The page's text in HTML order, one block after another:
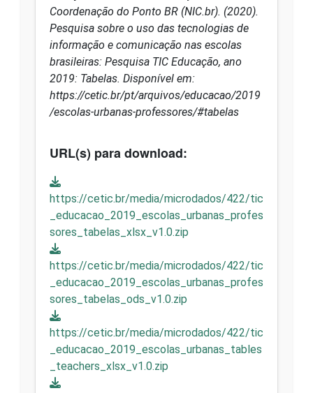
Coordenação do Ponto BR (NIC.br). (2020).
Pesquisa sobre o uso das tecnologias de
informação e comunicação nas escolas
brasileiras: Pesquisa TIC Educação, ano
2019: Tabelas. Disponível em:
https://cetic.br/pt/arquivos/educacao/2019
/escolas-urbanas-professores/#tabelas
URL(s) para download:
https://cetic.br/media/microdados/422/tic
_educacao_2019_escolas_urbanas_profes
sores_tabelas_xlsx_v1.0.zip
https://cetic.br/media/microdados/422/tic
_educacao_2019_escolas_urbanas_profes
sores_tabelas_ods_v1.0.zip
https://cetic.br/media/microdados/422/tic
_educacao_2019_escolas_urbanas_tables
_teachers_xlsx_v1.0.zip